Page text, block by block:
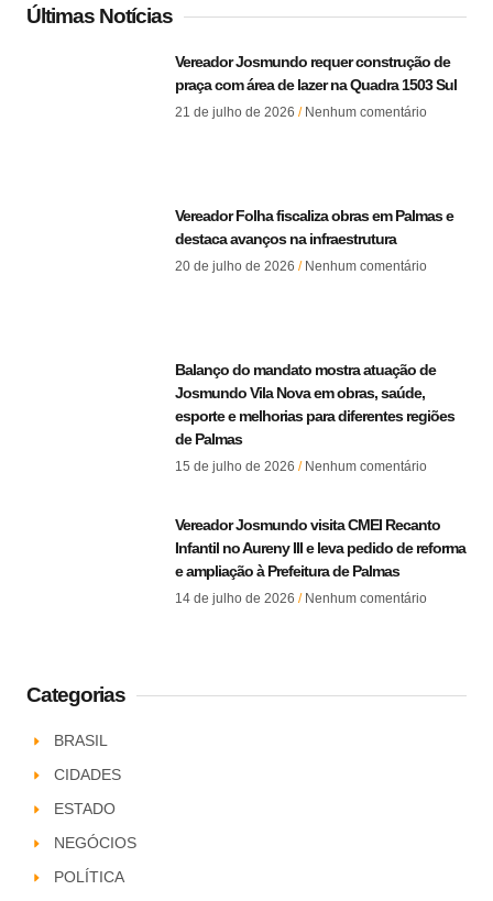
Últimas Notícias
Vereador Josmundo requer construção de
praça com área de lazer na Quadra 1503 Sul
21 de julho de 2026 Nenhum comentário
Vereador Folha fiscaliza obras em Palmas e
destaca avanços na infraestrutura
20 de julho de 2026 Nenhum comentário
Balanço do mandato mostra atuação de
Josmundo Vila Nova em obras, saúde,
esporte e melhorias para diferentes regiões
de Palmas
15 de julho de 2026 Nenhum comentário
Vereador Josmundo visita CMEI Recanto
Infantil no Aureny III e leva pedido de reforma
e ampliação à Prefeitura de Palmas
14 de julho de 2026 Nenhum comentário
Categorias
BRASIL
CIDADES
ESTADO
NEGÓCIOS
POLÍTICA